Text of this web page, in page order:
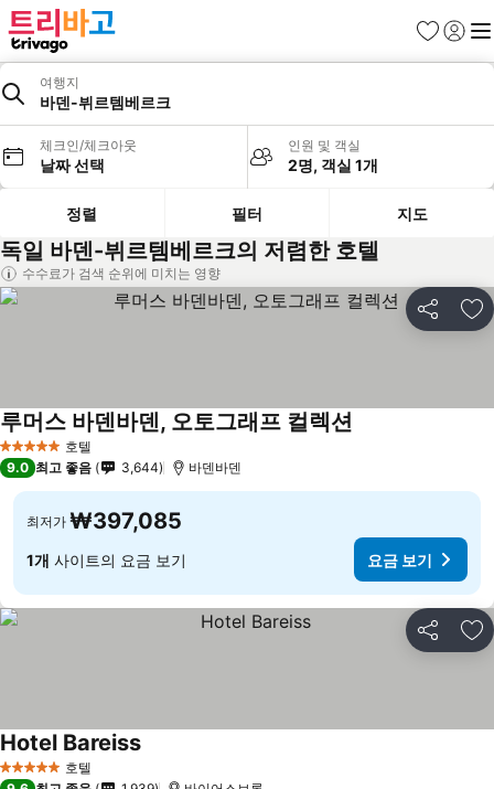
즐겨찾기
로그인
메
여행지
바덴-뷔르템베르크
체크인/체크아웃
날짜 선택
인원 및 객실
2명, 객실 1개
정렬 필터 지도
독일 바덴-뷔르템베르크의 저렴한 호텔
수수료가 검색 순위에 미치는 영향
공유 즐
5 성급 호텔
루머스 바덴바덴, 오토그래프 컬렉션
9.0 최고 좋음 3,644 바덴바덴
최저가 ₩397,085
1개 사이트의 요금 보기 요금 보기
공유 즐
5 성급 호텔
Hotel Bareiss